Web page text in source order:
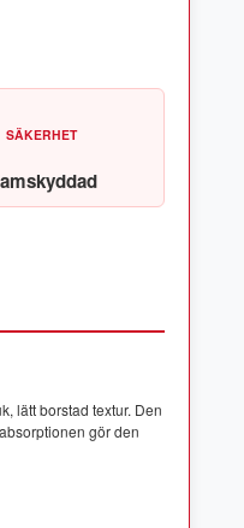
SÄKERHET
lätt borstad textur. Den
gör den